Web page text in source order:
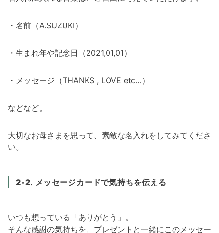
・名前（A.SUZUKI）
・生まれ年や記念日（2021,01,01）
・メッセージ（THANKS , LOVE etc…）
などなど。
大切なお母さまを思って、素敵な名入れをしてみてくださ
い。
2-2. メッセージカードで気持ちを伝える
いつも想っている「ありがとう」。
そんな感謝の気持ちを、プレゼントと一緒にこのメッセー